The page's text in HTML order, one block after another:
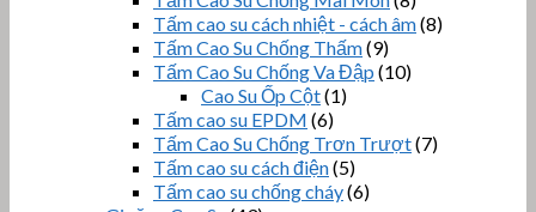
Tấm cao su cách nhiệt - cách âm(8)
Tấm Cao Su Chống Thấm(9)
Tấm Cao Su Chống Va Đập (10)
Cao Su Ốp Cột(1)
Tấm cao su EPDM (6)
Tấm Cao Su Chống Trơn Trượt(7)
Tấm cao su cách điện(5)
Tấm cao su chống cháy(6)